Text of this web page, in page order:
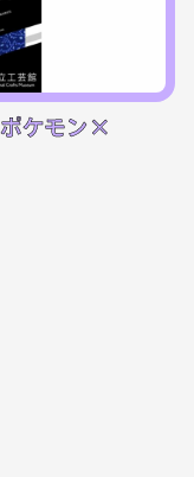
ポケモン×